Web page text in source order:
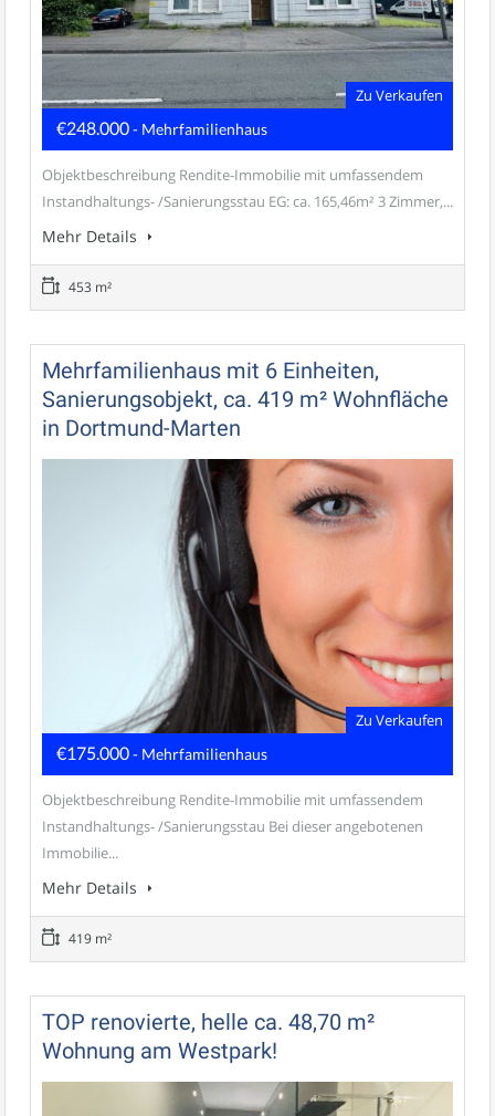
Zu Verkaufen
€248.000- Mehrfamilienhaus
Objektbeschreibung Rendite-Immobilie mit umfassendem
Instandhaltungs- /Sanierungsstau EG: ca. 165,46m² 3 Zimmer,...
Mehr Details
453 m²
Mehrfamilienhaus mit 6 Einheiten,
Sanierungsobjekt, ca. 419 m² Wohnfläche
in Dortmund-Marten
Zu Verkaufen
€175.000- Mehrfamilienhaus
Objektbeschreibung Rendite-Immobilie mit umfassendem
Instandhaltungs- /Sanierungsstau Bei dieser angebotenen
Immobilie...
Mehr Details
419 m²
TOP renovierte, helle ca. 48,70 m²
Wohnung am Westpark!